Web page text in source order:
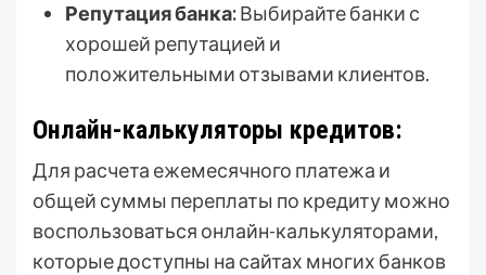
Репутация банка:Выбирайте банки с
хорошей репутацией и
положительными отзывами клиентов.
Онлайн-калькуляторы кредитов:
Для расчета ежемесячного платежа и
общей суммы переплаты по кредиту можно
воспользоваться онлайн-калькуляторами,
которые доступны на сайтах многих банков